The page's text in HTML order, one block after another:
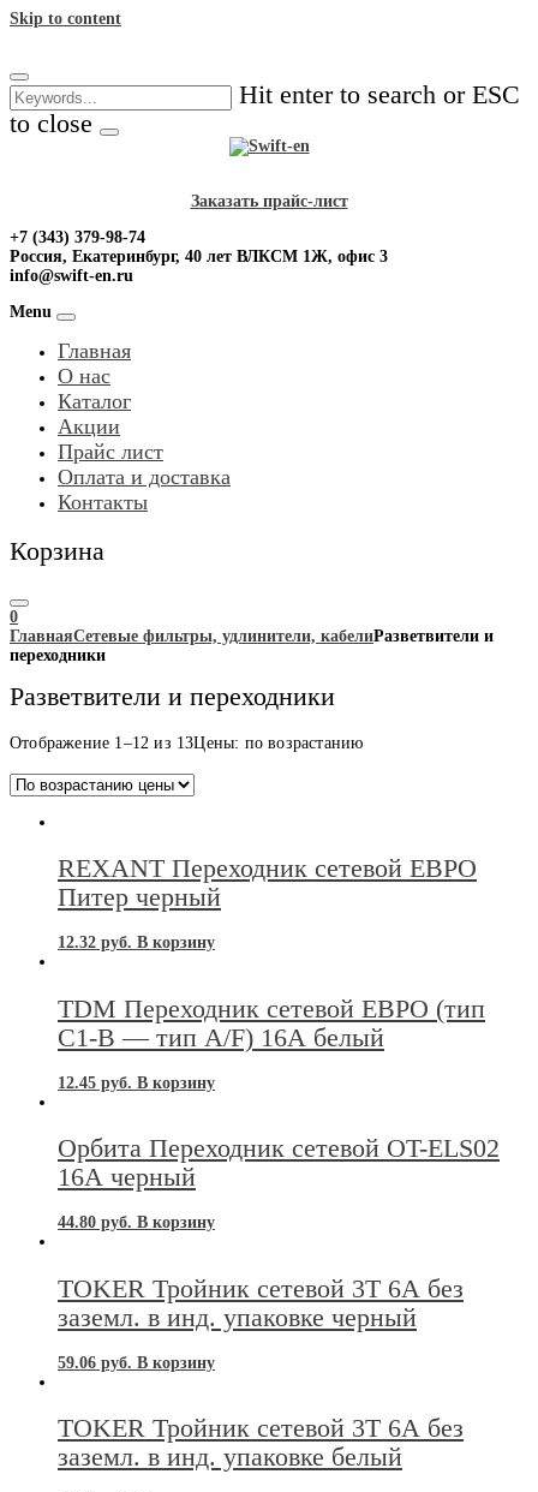
Skip to content
Hit enter to search or ESC
to close
Заказать прайс-лист
+7 (343) 379-98-74
Россия, Екатеринбург, 40 лет ВЛКСМ 1Ж, офис 3
info@swift-en.ru
Menu
Главная
О нас
Каталог
Акции
Прайс лист
Оплата и доставка
Контакты
Корзина
0
ГлавнаяСетевые фильтры, удлинители, кабелиРазветвители и
переходники
Разветвители и переходники
Отображение 1–12 из 13Цены: по возрастанию
REXANT Переходник сетевой ЕВРО
Питер черный
12.32 руб. В корзину
TDM Переходник сетевой ЕВРО (тип
С1-В — тип A/F) 16А белый
12.45 руб. В корзину
Орбита Переходник сетевой OT-ELS02
16А черный
44.80 руб. В корзину
TOKER Тройник сетевой 3Т 6А без
заземл. в инд. упаковке черный
59.06 руб. В корзину
TOKER Тройник сетевой 3Т 6А без
заземл. в инд. упаковке белый